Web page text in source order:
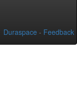
Duraspace - Feedback